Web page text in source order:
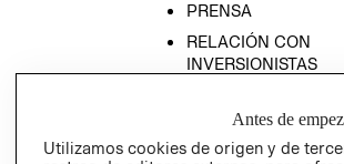
PRENSA
RELACIÓN CON
INVERSIONISTAS
EMPRESARIAL
Antes de
Utilizamos cookies de origen y de